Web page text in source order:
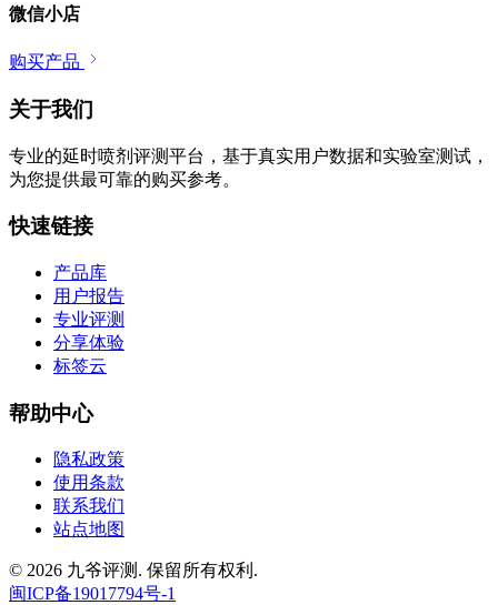
微信小店
购买产品
关于我们
专业的延时喷剂评测平台，基于真实用户数据和实验室测试，
为您提供最可靠的购买参考。
快速链接
产品库
用户报告
专业评测
分享体验
标签云
帮助中心
隐私政策
使用条款
联系我们
站点地图
© 2026 九爷评测. 保留所有权利.
闽ICP备19017794号-1